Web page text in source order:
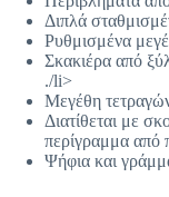
Διπλά
Ρυθμισμένα
Σκακιέρα από
./li>
Μεγέθη
Διατίθεται με
περίγραμμα από
Ψήφια και